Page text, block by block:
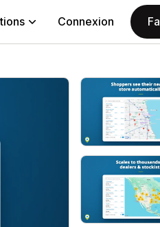
Connexion